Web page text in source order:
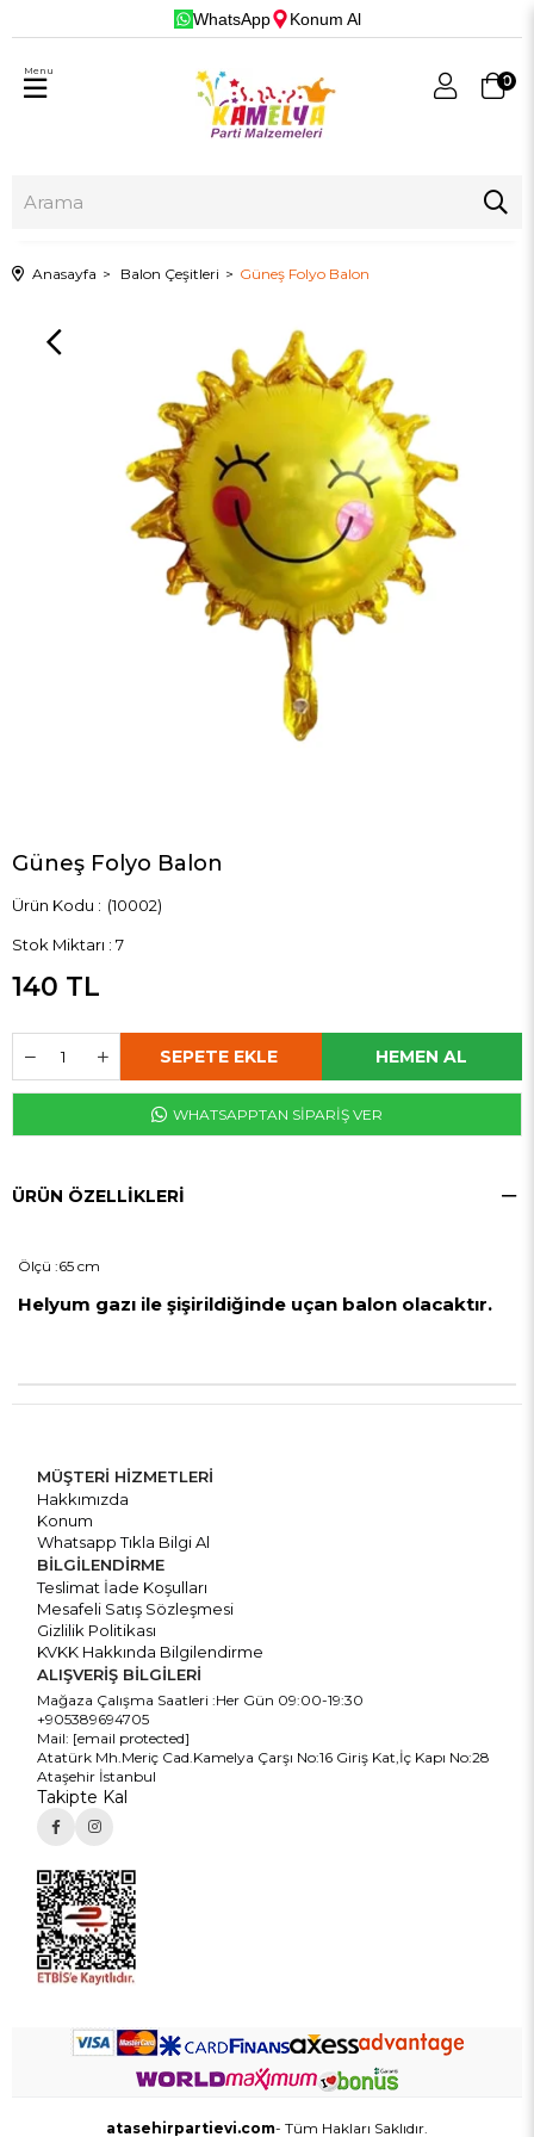
WhatsApp Konum Al
0
Menu
Anasayfa Balon Çeşitleri Güneş Folyo Balon
Güneş Folyo Balon
(10002)
Stok Miktarı : 7
140 TL
WHATSAPPTAN SİPARİŞ VER
ÜRÜN ÖZELLIKLERI
Ölçü :65 cm
Helyum gazı ile şişirildiğinde uçan balon olacaktır.
MÜŞTERİ HİZMETLERİ
Hakkımızda
Konum
Whatsapp Tıkla Bilgi Al
BİLGİLENDİRME
Teslimat İade Koşulları
Mesafeli Satış Sözleşmesi
Gizlilik Politikası
KVKK Hakkında Bilgilendirme
ALIŞVERİŞ BİLGİLERİ
Mağaza Çalışma Saatleri :Her Gün 09:00-19:30
+905389694705
Mail: [email protected]
Atatürk Mh.Meriç Cad.Kamelya Çarşı No:16 Giriş Kat,İç Kapı No:28
Ataşehir İstanbul
Takipte Kal
atasehirpartievi.com- Tüm Hakları Saklıdır.